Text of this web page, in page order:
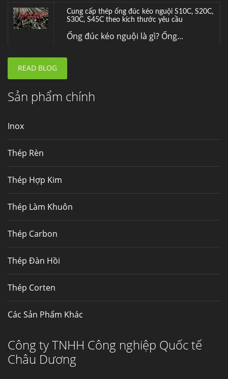
Cung cấp thép ống đúc kéo nguội S10C, S20C,
S30C, S45C theo kích thước yêu cầu
Ống đúc kéo nguội là gì? Ống...
Fengyang là một trong những nhà
Thép Fengyang
READ BLOG
Sản phẩm chính
Inox
Thép Rèn
Thép Hợp Kim
Thép Làm Khuôn
Thép Carbon
Thép Đàn Hồi
Thép Corten
Các Sản Phẩm Khác
Công ty TNHH Công nghiệp Quốc tế
Châu Dương